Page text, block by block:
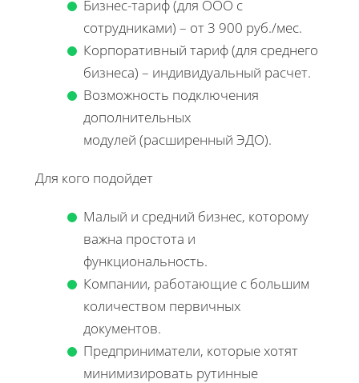
Бизнес-тариф (для ООО с
сотрудниками) – от 3 900 руб./мес.
Корпоративный тариф (для среднего
бизнеса) – индивидуальный расчет.
Возможность подключения
дополнительных
модулей (расширенный ЭДО).
Для кого подойдет
Малый и средний бизнес, которому
важна простота и
функциональность.
Компании, работающие с большим
количеством первичных
документов.
Предприниматели, которые хотят
минимизировать рутинные